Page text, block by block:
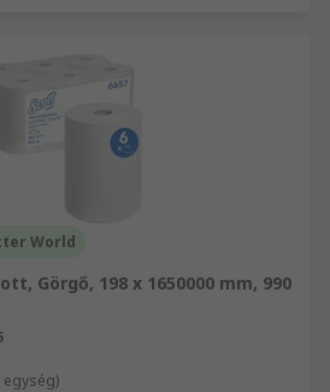
World
Görgő, 198 x 1650000 mm, 990